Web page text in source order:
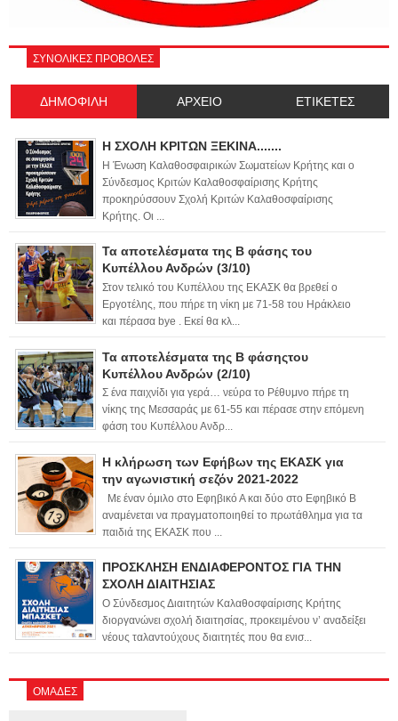
ΣΥΝΟΛΙΚΕΣ ΠΡΟΒΟΛΕΣ
ΔΗΜΟΦΙΛΗ ΑΡΧΕΙΟ ΕΤΙΚΕΤΕΣ
Η ΣΧΟΛΗ ΚΡΙΤΩΝ ΞΕΚΙΝΑ.......
Η Ένωση Καλαθοσφαιρικών Σωματείων Κρήτης και ο
Σύνδεσμος Κριτών Καλαθοσφαίρισης Κρήτης
προκηρύσσουν Σχολή Κριτών Καλαθοσφαίρισης
Κρήτης. Οι ...
Τα αποτελέσματα της Β φάσης του
Κυπέλλου Ανδρών (3/10)
Στον τελικό του Κυπέλλου της ΕΚΑΣΚ θα βρεθεί ο
Εργοτέλης, που πήρε τη νίκη με 71-58 του Ηράκλειο
και πέρασα bye . Εκεί θα κλ...
Τα αποτελέσματα της Β φάσηςτου
Κυπέλλου Ανδρών (2/10)
Σ ένα παιχνίδι για γερά… νεύρα το Ρέθυμνο πήρε τη
νίκης της Μεσσαράς με 61-55 και πέρασε στην επόμενη
φάση του Κυπέλλου Ανδρ...
Η κλήρωση των Εφήβων της ΕΚΑΣΚ για
την αγωνιστική σεζόν 2021-2022
Με έναν όμιλο στο Εφηβικό Α και δύο στο Εφηβικό Β
αναμένεται να πραγματοποιηθεί το πρωτάθλημα για τα
παιδιά της ΕΚΑΣΚ που ...
ΠΡΟΣΚΛΗΣΗ ΕΝΔΙΑΦΕΡΟΝΤΟΣ ΓΙΑ ΤΗΝ
ΣΧΟΛΗ ΔΙΑΙΤΗΣΙΑΣ
Ο Σύνδεσμος Διαιτητών Καλαθοσφαίρισης Κρήτης
διοργανώνει σχολή διαιτησίας, προκειμένου ν’ αναδείξει
νέους ταλαντούχους διαιτητές που θα ενισ...
ΟΜΑΔΕΣ